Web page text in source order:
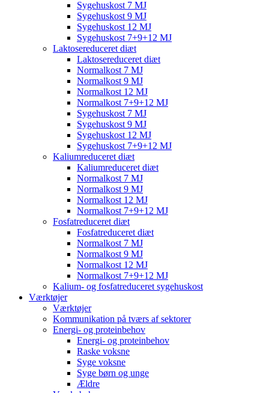
Sygehuskost 7 MJ
Sygehuskost 9 MJ
Sygehuskost 12 MJ
Sygehuskost 7+9+12 MJ
Laktosereduceret diæt
Laktosereduceret diæt
Normalkost 7 MJ
Normalkost 9 MJ
Normalkost 12 MJ
Normalkost 7+9+12 MJ
Sygehuskost 7 MJ
Sygehuskost 9 MJ
Sygehuskost 12 MJ
Sygehuskost 7+9+12 MJ
Kaliumreduceret diæt
Kaliumreduceret diæt
Normalkost 7 MJ
Normalkost 9 MJ
Normalkost 12 MJ
Normalkost 7+9+12 MJ
Fosfatreduceret diæt
Fosfatreduceret diæt
Normalkost 7 MJ
Normalkost 9 MJ
Normalkost 12 MJ
Normalkost 7+9+12 MJ
Kalium- og fosfatreduceret sygehuskost
Værktøjer
Værktøjer
Kommunikation på tværs af sektorer
Energi- og proteinbehov
Energi- og proteinbehov
Raske voksne
Syge voksne
Syge børn og unge
Ældre